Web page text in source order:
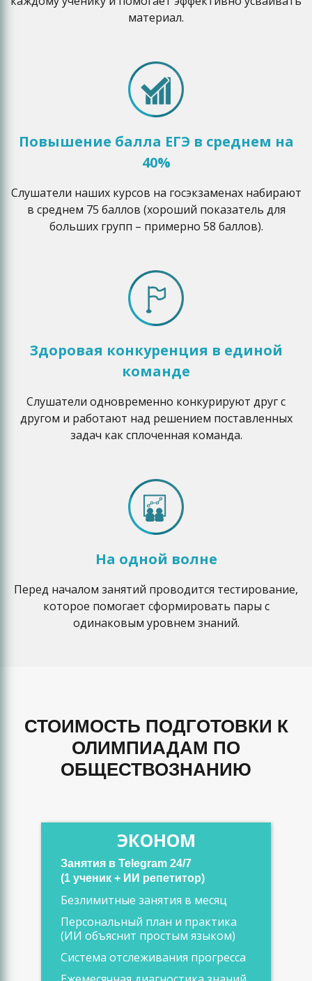
материал.
Повышение балла ЕГЭ в среднем на
40%
Слушатели наших курсов на госэкзаменах набирают
в среднем 75 баллов (хороший показатель для
больших групп – примерно 58 баллов).
Здоровая конкуренция в единой
команде
Слушатели одновременно конкурируют друг с
другом и работают над решением поставленных
задач как сплоченная команда.
На одной волне
Перед началом занятий проводится тестирование,
которое помогает сформировать пары с
одинаковым уровнем знаний.
СТОИМОСТЬ ПОДГОТОВКИ К
ОЛИМПИАДАМ ПО
ОБЩЕСТВОЗНАНИЮ
ЭКОНОМ
Занятия в Telegram 24/7
(1 ученик + ИИ репетитор)
Безлимитные занятия в месяц
Персональный план и практика
(ИИ объяснит простым языком)
Система отслеживания прогресса